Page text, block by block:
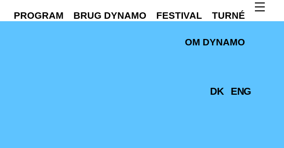
PROGRAM BRUG DYNAMO FESTIVAL TURNÉ
OM DYNAMO
DK ENG